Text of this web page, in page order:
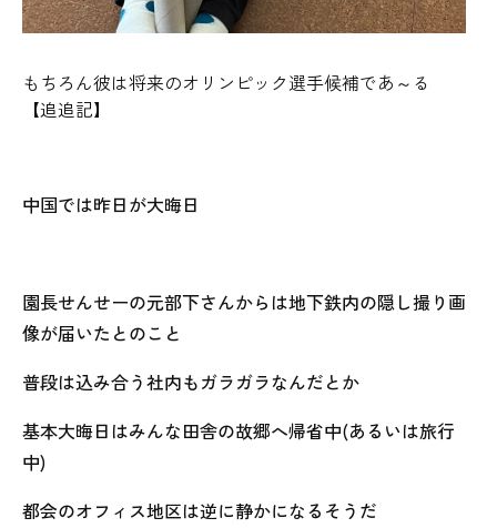
もちろん彼は将来のオリンピック選手候補であ～る
【追追記】
中国では昨日が大晦日
園長せんせーの元部下さんからは地下鉄内の隠し撮り画
像が届いたとのこと
普段は込み合う社内もガラガラなんだとか
基本大晦日はみんな田舎の故郷へ帰省中(あるいは旅行
中)
都会のオフィス地区は逆に静かになるそうだ